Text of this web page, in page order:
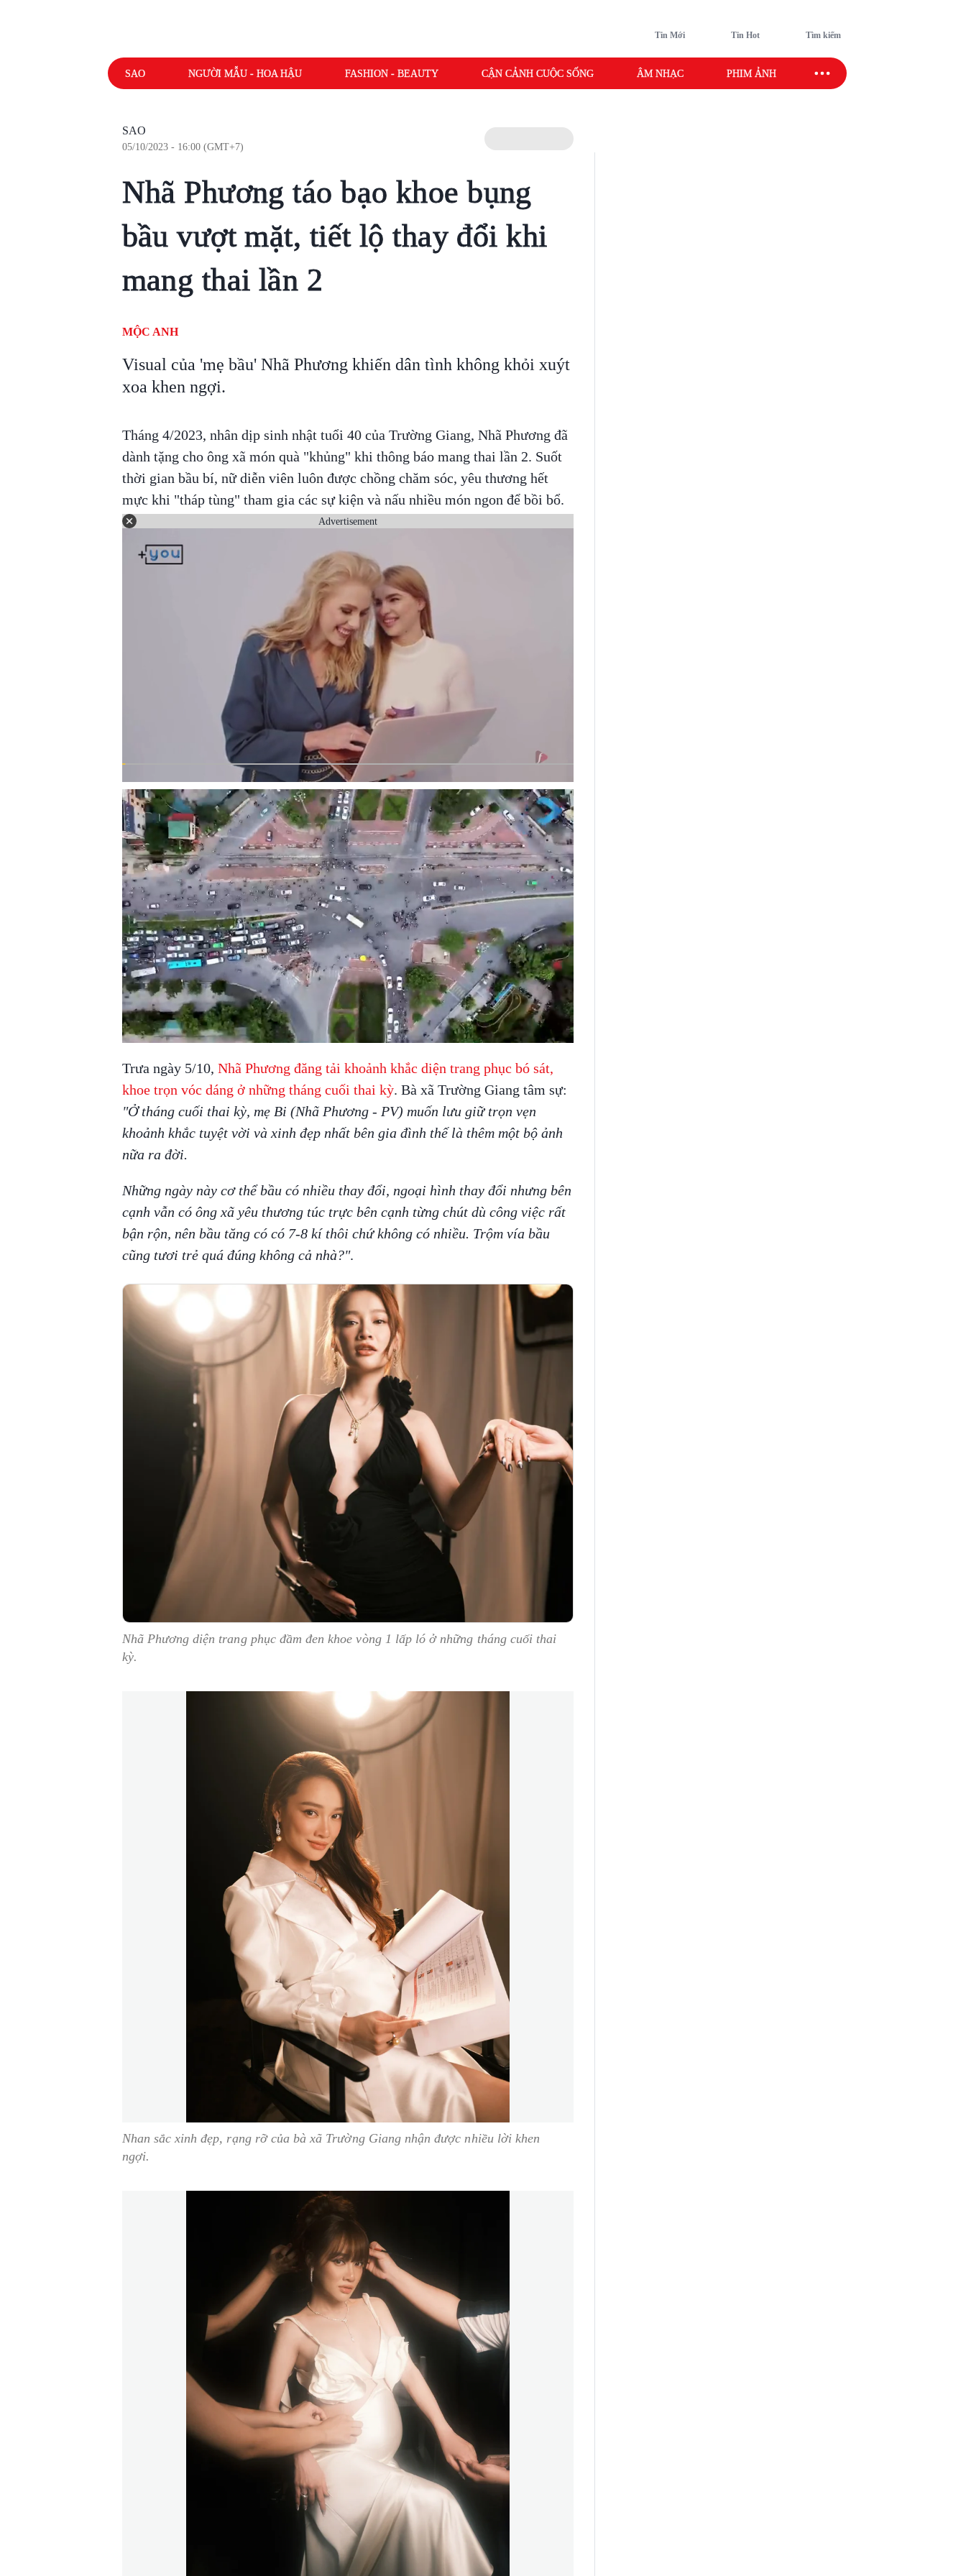
Tin Mới Tin Hot Tìm kiếm
SAO NGƯỜI MẪU - HOA HẬU FASHION - BEAUTY CẬN CẢNH CUỘC SỐNG ÂM NHẠC PHIM ẢNH SAO SPORT
SAO
05/10/2023 - 16:00 (GMT+7)
Nhã Phương táo bạo khoe bụng
bầu vượt mặt, tiết lộ thay đổi khi
mang thai lần 2
MỘC ANH
Visual của 'mẹ bầu' Nhã Phương khiến dân tình không khỏi xuýt
xoa khen ngợi.
Tháng 4/2023, nhân dịp sinh nhật tuổi 40 của Trường Giang, Nhã Phương đã
dành tặng cho ông xã món quà "khủng" khi thông báo mang thai lần 2. Suốt
thời gian bầu bí, nữ diễn viên luôn được chồng chăm sóc, yêu thương hết
mực khi "tháp tùng" tham gia các sự kiện và nấu nhiều món ngon để bồi bổ.
Advertisement
Trưa ngày 5/10, Nhã Phương đăng tải khoảnh khắc diện trang phục bó sát,
khoe trọn vóc dáng ở những tháng cuối thai kỳ. Bà xã Trường Giang tâm sự:
"Ở tháng cuối thai kỳ, mẹ Bi (Nhã Phương - PV) muốn lưu giữ trọn vẹn
khoảnh khắc tuyệt vời và xinh đẹp nhất bên gia đình thế là thêm một bộ ảnh
nữa ra đời.
Những ngày này cơ thể bầu có nhiều thay đổi, ngoại hình thay đổi nhưng bên
cạnh vẫn có ông xã yêu thương túc trực bên cạnh từng chút dù công việc rất
bận rộn, nên bầu tăng có có 7-8 kí thôi chứ không có nhiều. Trộm vía bầu
cũng tươi trẻ quá đúng không cả nhà?".
Nhã Phương diện trang phục đầm đen khoe vòng 1 lấp ló ở những tháng cuối thai
kỳ.
Nhan sắc xinh đẹp, rạng rỡ của bà xã Trường Giang nhận được nhiều lời khen
ngợi.